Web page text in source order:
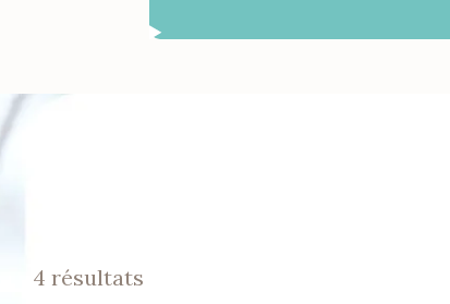
4 résultats